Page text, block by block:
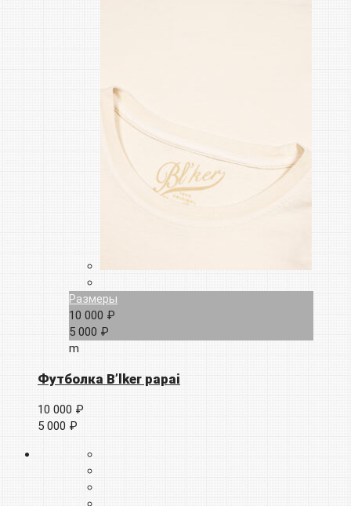
Размеры
10 000 ₽
5 000 ₽
m
Футболка B’lker papai
10 000 ₽
5 000 ₽